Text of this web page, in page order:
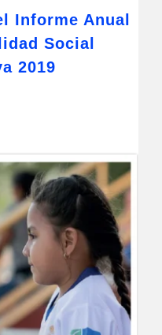
Informe Anual
Social
2019